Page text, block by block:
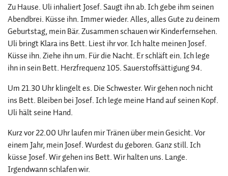
Zu Hause. Uli inhaliert Josef. Saugt ihn ab. Ich gebe ihm seinen
Abendbrei. Küsse ihn. Immer wieder. Alles, alles Gute zu deinem
Geburtstag, mein Bär. Zusammen schauen wir Kinderfernsehen.
Uli bringt Klara ins Bett. Liest ihr vor. Ich halte meinen Josef.
Küsse ihn. Ziehe ihn um. Für die Nacht. Er schläft ein. Ich lege
ihn in sein Bett. Herzfrequenz 105. Sauerstoffsättigung 94.
Um 21.30 Uhr klingelt es. Die Schwester. Wir gehen noch nicht
ins Bett. Bleiben bei Josef. Ich lege meine Hand auf seinen Kopf.
Uli hält seine Hand.
Kurz vor 22.00 Uhr laufen mir Tränen über mein Gesicht. Vor
einem Jahr, mein Josef. Wurdest du geboren. Ganz still. Ich
küsse Josef. Wir gehen ins Bett. Wir halten uns. Lange.
Irgendwann schlafen wir.